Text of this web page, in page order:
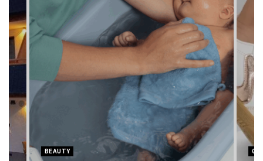
BEAUTY